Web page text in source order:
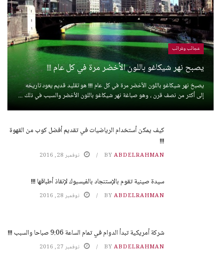
عجائب وغرائب
يصبح نهر شيكاغو باللون الأخضر مرة في كل عام !!!
يصبخ نهر شيكاغو باللون الأخضر مرة في كل عام !!! هو تقليد قديم يعود تاريخه
إلى أكثر من نصف قرن ، وهو صباغة نهر شيكاغو باللون الأخضر والسبب في ذلك ...
كيف يمكن أستخدام الرياضيات في تقديم أفضل كوب من القهوة
!!!
BY ABDELRAHMAN نوفمبر 28, 2016
سيدة صينية تقوم بالإستنجاد بالفيسبوك لإنقاذ أطباقها !!!
BY ABDELRAHMAN نوفمبر 28, 2016
شركة أمريكية تبدأ الدوام في تمام الساعة 9:06 صباحا والسبب !!!
BY ABDELRAHMAN نوفمبر 27, 2016